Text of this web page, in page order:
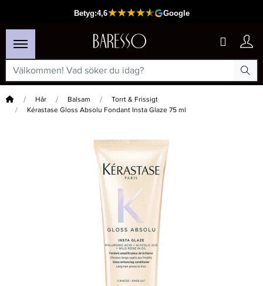
Hem Hår Balsam
Torrt & Frissigt
Kérastase Gloss Absolu Fondant Insta Glaze 75 ml
Kérastase Gloss Absolu Bain Hydra-Glaze 80ml